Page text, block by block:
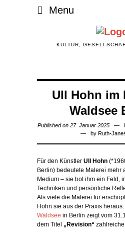
Menu
KULTUR,
Ull Hohn im
Waldsee
Published on 27. Januar 2025
by Ruth-
Für den Künstler Ull Hohn
Berlin) bedeutete Malerei mehr
Medium – sie botihm ein Feld ,
Techniken und persönliche
Als viele die Malerei für
Hohn sie aus der Praxis heraus
Waldsee in Berlin zeigt vom
dem Titel „Revision“